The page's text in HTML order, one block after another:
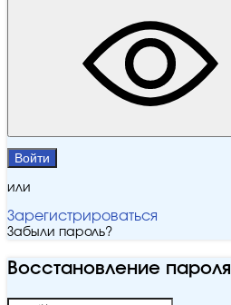
Войти
или
Зарегистрироваться
Забыли пароль?
Восстановление пароля